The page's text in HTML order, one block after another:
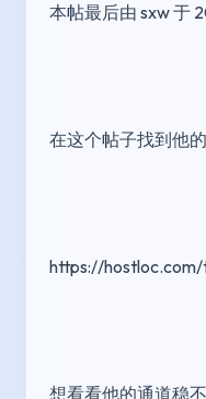
本帖最后由 sxw 于
在这个帖子找到他的
https://hostloc.com/
想看看他的通道稳